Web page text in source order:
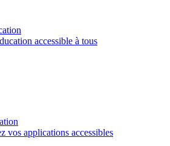
accessible à tous
vos applications accessibles